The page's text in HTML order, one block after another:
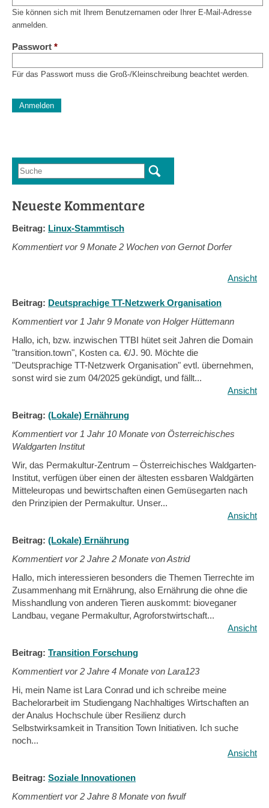
Sie können sich mit Ihrem Benutzernamen oder Ihrer E-Mail-Adresse
anmelden.
Passwort *
Für das Passwort muss die Groß-/Kleinschreibung beachtet werden.
Diese Sicherheitsfrage überprüft, ob Sie ein menschlicher
Suchformular
Suche
Neueste Kommentare
Beitrag: Linux-Stammtisch
Kommentiert vor9 Monate 2 Wochen von Gernot Dorfer
Ansicht
Beitrag: Deutsprachige TT-Netzwerk Organisation
Kommentiert vor 1 Jahr 9 Monate von Holger Hüttemann
Hallo, ich, bzw. inzwischen TTBI hütet seit Jahren die Domain
"transition.town", Kosten ca. €/J. 90. Möchte die
"Deutsprachige TT-Netzwerk Organisation" evtl. übernehmen,
sonst wird sie zum 04/2025 gekündigt, und fällt...
Ansicht
Beitrag: (Lokale) Ernährung
Kommentiert vor 1 Jahr 10 Monate von Österreichisches
Waldgarten Institut
Wir, das Permakultur-Zentrum – Österreichisches Waldgarten-
Institut, verfügen über einen der ältesten essbaren Waldgärten
Mitteleuropas und bewirtschaften einen Gemüsegarten nach
den Prinzipien der Permakultur. Unser...
Ansicht
Beitrag: (Lokale) Ernährung
Kommentiert vor2 Jahre 2 Monate von Astrid
Hallo, mich interessieren besonders die Themen Tierrechte im
Zusammenhang mit Ernährung, also Ernährung die ohne die
Misshandlung von anderen Tieren auskommt: bioveganer
Landbau, vegane Permakultur, Agroforstwirtschaft...
Ansicht
Beitrag: Transition Forschung
Kommentiert vor2 Jahre 4 Monate von Lara123
Hi, mein Name ist Lara Conrad und ich schreibe meine
Bachelorarbeit im Studiengang Nachhaltiges Wirtschaften an
der Analus Hochschule über Resilienz durch
Selbstwirksamkeit in Transition Town Initiativen. Ich suche
noch...
Ansicht
Beitrag: Soziale Innovationen
Kommentiert vor2 Jahre 8 Monate von fwulf